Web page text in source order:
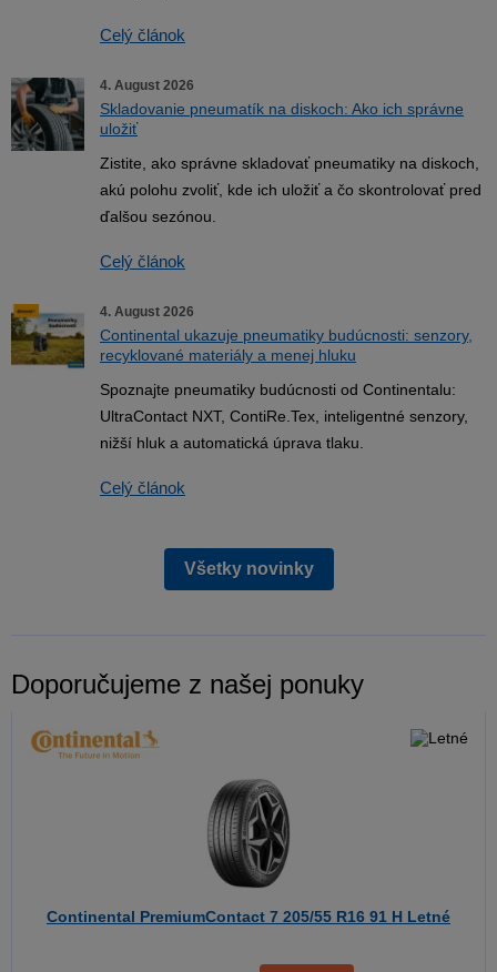
Celý článok
4. August 2026
Skladovanie pneumatík na diskoch: Ako ich správne
uložiť
Zistite, ako správne skladovať pneumatiky na diskoch,
akú polohu zvoliť, kde ich uložiť a čo skontrolovať pred
ďalšou sezónou.
Celý článok
4. August 2026
Continental ukazuje pneumatiky budúcnosti: senzory,
recyklované materiály a menej hluku
Spoznajte pneumatiky budúcnosti od Continentalu:
UltraContact NXT, ContiRe.Tex, inteligentné senzory,
nižší hluk a automatická úprava tlaku.
Celý článok
Všetky novinky
Doporučujeme z našej ponuky
Continental PremiumContact 7 205/55 R16 91 H Letné